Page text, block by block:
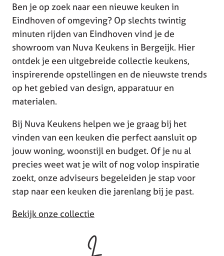
Ben je op zoek naar een nieuwe keuken in
Eindhoven of omgeving? Op slechts twintig
minuten rijden van Eindhoven vind je de
showroom van Nuva Keukens in Bergeijk. Hier
ontdek je een uitgebreide collectie keukens,
inspirerende opstellingen en de nieuwste trends
op het gebied van design, apparatuur en
materialen.
Bij Nuva Keukens helpen we je graag bij het
vinden van een keuken die perfect aansluit op
jouw woning, woonstijl en budget. Of je nu al
precies weet wat je wilt of nog volop inspiratie
zoekt, onze adviseurs begeleiden je stap voor
stap naar een keuken die jarenlang bij je past.
Bekijk onze collectie